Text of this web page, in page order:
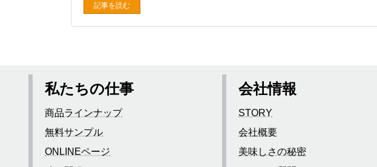
記事を読む
私たちの仕事
商品ラインナップ
無料サンプル
ONLINEページ
会社情報
STORY
会社概要
美味しさの秘密